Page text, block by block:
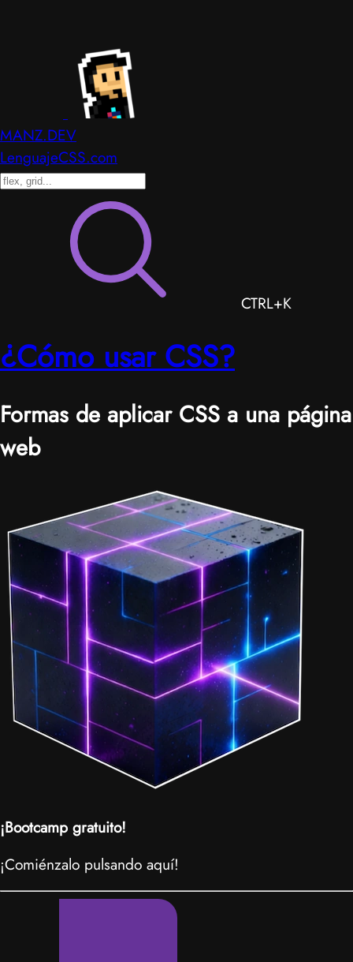
MANZ.DEV
LenguajeCSS.com
CTRL+K
¿Cómo usar CSS?
Formas de aplicar CSS a una página
web|
¡Bootcamp gratuito!
¡Comiénzalo pulsando aquí!